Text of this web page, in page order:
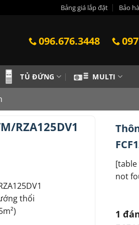
Bảng giá lắp đặt Bảo
096.676.3448
TỦ ĐỨNG MULTI
RZA125DV1
thổi
[table
not
1